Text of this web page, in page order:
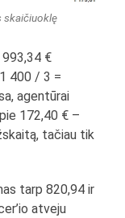
skaičiuoklę
€
400 / 3 =
agentūrai
172,40 € –
tačiau tik
tarp 820,94 ir
atveju